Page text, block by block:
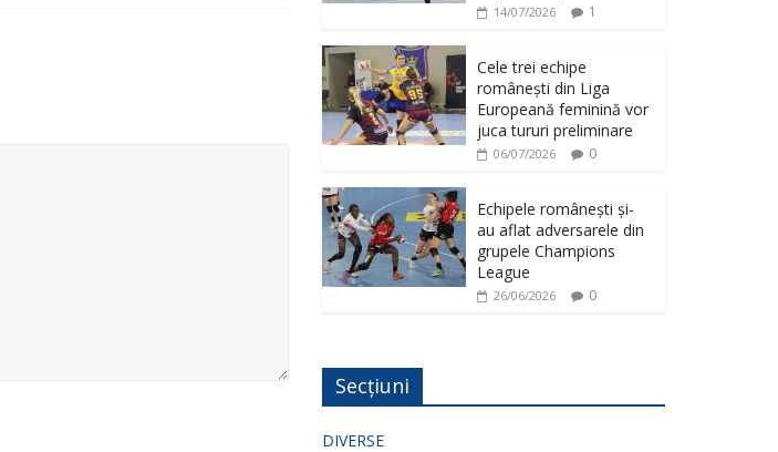
14/07/2026 1
Cele trei echipe
românești din Liga
Europeană feminină vor
juca tururi preliminare
06/07/2026 0
Echipele românești și-
au aflat adversarele din
grupele Champions
League
26/06/2026 0
Secțiuni
DIVERSE